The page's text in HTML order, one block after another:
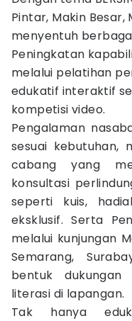
Pintar, Makin Besar,
menyentuh
Peningkatan
melalui pelatihan
edukatif interaktif
kompetisi video.
Pengalaman
sesuai kebutuhan,
cabang yang
konsultasi
seperti kuis,
eksklusif. Serta
melalui kunjungan
Semarang,
bentuk
literasi di lapangan.
Tak hanya